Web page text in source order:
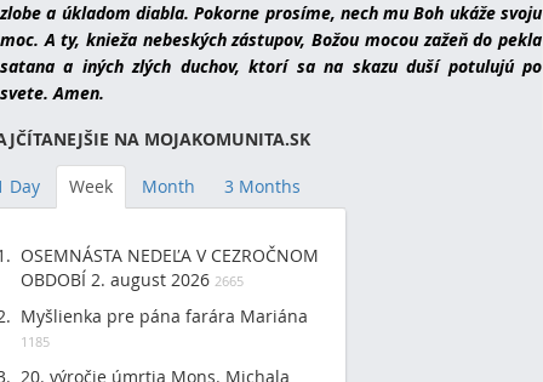
zlobe a úkladom diabla. Pokorne prosíme, nech mu Boh ukáže svoju
moc. A ty, knieža nebeských zástupov, Božou mocou zažeň do pekla
satana a iných zlých duchov, ktorí sa na skazu duší potulujú po
svete. Amen.
NA MOJAKOMUNITA.SK
Day Week Month 3 Months
OSEMNÁSTA NEDEĽA V CEZROČNOM
OBDOBÍ 2. august 2026 2665
Myšlienka pre pána farára Mariána
1185
20. výročie úmrtia Mons. Michala